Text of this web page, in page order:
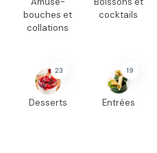
bouches et
collations
cocktails
23
Desserts
19
Entrées